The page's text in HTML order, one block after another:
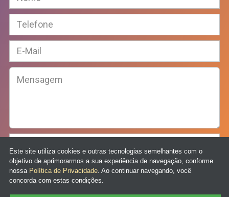
Este site utiliza cookies e outras tecnologias semelhantes com o
objetivo de aprimorarmos a sua experiência de navegação, conforme
nossa Política de Privacidade. Ao continuar navegando, você
concorda com estas condições.